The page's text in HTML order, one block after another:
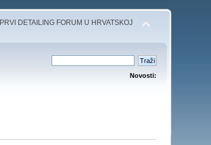
PRVI DETAILING FORUM U HRVATSKOJ
Novosti: